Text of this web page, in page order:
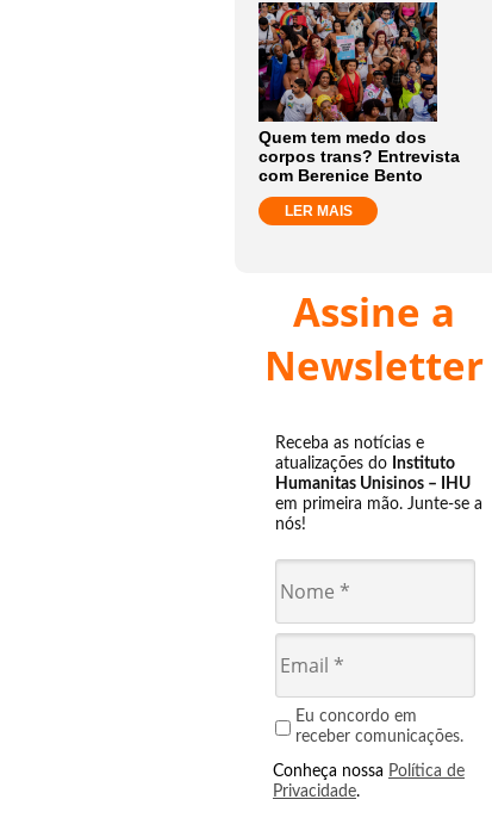
Quem tem medo dos
corpos trans? Entrevista
com Berenice Bento
LER MAIS
Assine a
Newsletter
Receba as notícias e
atualizações do Instituto
Humanitas Unisinos – IHU
em primeira mão. Junte-se a
nós!
Eu concordo em
receber comunicações.
Conheça nossa Política de
Privacidade.